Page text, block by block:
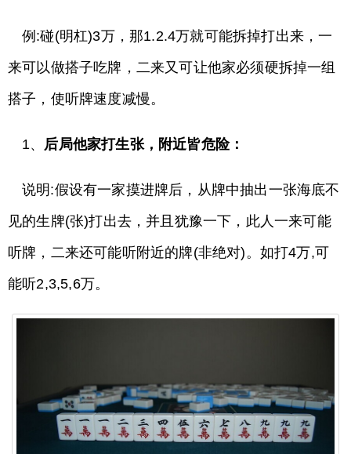
例:碰(明杠)3万，那1.2.4万就可能拆掉打出来，一
来可以做搭子吃牌，二来又可让他家必须硬拆掉一组
搭子，使听牌速度减慢。
1、 后局他家打生张，附近皆危险：
说明:假设有一家摸进牌后，从牌中抽出一张海底不
见的生牌(张)打出去，并且犹豫一下，此人一来可能
听牌，二来还可能听附近的牌(非绝对)。如打4万,可
能听2,3,5,6万。